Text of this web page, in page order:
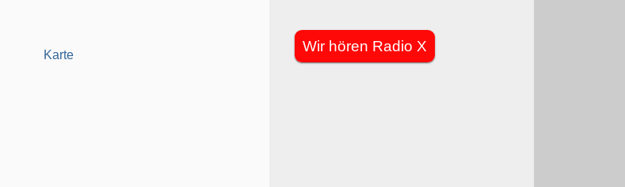
Karte
Wir hören Radio X